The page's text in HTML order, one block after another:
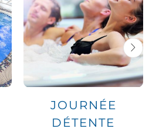
JOURNÉE
DÉTENTE